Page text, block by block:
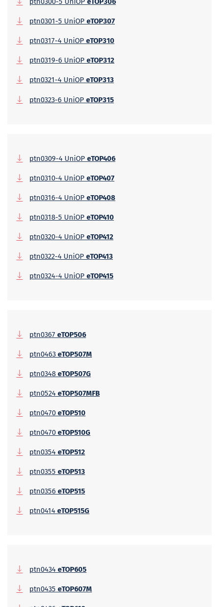
ptn0301-5 UniOP eTOP307
ptn0317-4 UniOP eTOP310
ptn0319-6 UniOP eTOP312
ptn0321-4 UniOP eTOP313
ptn0323-6 UniOP eTOP315
ptn0309-4 UniOP eTOP406
ptn0310-4 UniOP eTOP407
ptn0316-4 UniOP eTOP408
ptn0318-5 UniOP eTOP410
ptn0320-4 UniOP eTOP412
ptn0322-4 UniOP eTOP413
ptn0324-4 UniOP eTOP415
ptn0367 eTOP506
ptn0463 eTOP507M
ptn0348 eTOP507G
ptn0524 eTOP507MFB
ptn0470 eTOP510
ptn0470 eTOP510G
ptn0354 eTOP512
ptn0355 eTOP513
ptn0356 eTOP515
ptn0414 eTOP515G
ptn0434 eTOP605
ptn0435 eTOP607M